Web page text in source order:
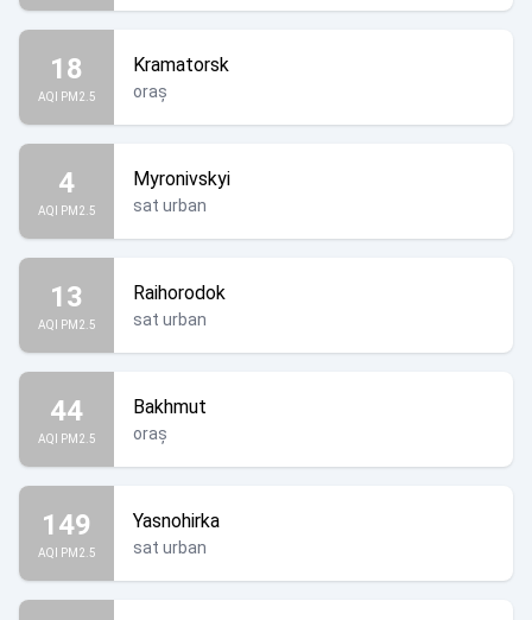
18
AQI PM2.5
Kramatorsk
oraș
4
AQI PM2.5
Myronivskyi
sat urban
13
AQI PM2.5
Raihorodok
sat urban
44
AQI PM2.5
Bakhmut
oraș
149
AQI PM2.5
Yasnohirka
sat urban